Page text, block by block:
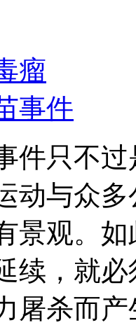
瘤
事件
件只不
动与众
景观。
续，就
屠杀而